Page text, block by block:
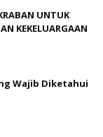
UNTUK
KEKELUARGAAN
Wajib Diketahui